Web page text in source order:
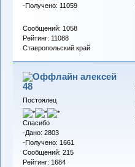
-Получено: 11059
Сообщений: 1058
Рейтинг: 11088
Ставропольский край
алексей
48
Постоялец
Спасибо
-Дано: 2803
-Получено: 1661
Сообщений: 215
Рейтинг: 1684